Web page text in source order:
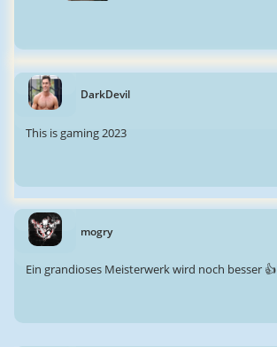
DarkDevil
This is gaming 2023
mogry
Ein grandioses Meisterwerk wird noch besser 👍